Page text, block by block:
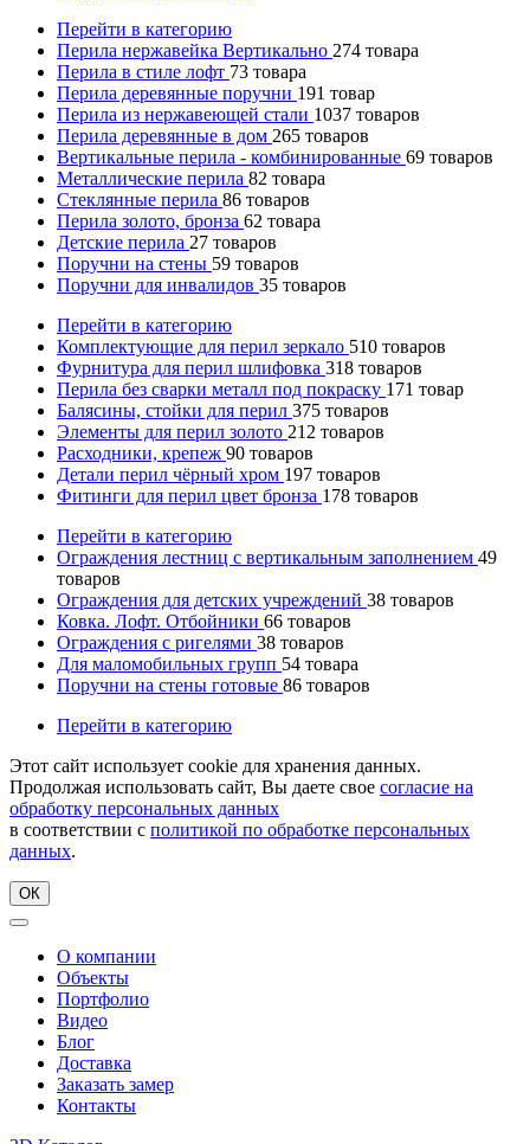
Перейти в категорию
Перила нержавейка Вертикально 274 товара
Перила в стиле лофт 73 товара
Перила деревянные поручни 191 товар
Перила из нержавеющей стали 1037 товаров
Перила деревянные в дом 265 товаров
Вертикальные перила - комбинированные 69 товаров
Металлические перила 82 товара
Стеклянные перила 86 товаров
Перила золото, бронза 62 товара
Детские перила 27 товаров
Поручни на стены 59 товаров
Поручни для инвалидов 35 товаров
Перейти в категорию
Комплектующие для перил зеркало 510 товаров
Фурнитура для перил шлифовка 318 товаров
Перила без сварки металл под покраску 171 товар
Балясины, стойки для перил 375 товаров
Элементы для перил золото 212 товаров
Расходники, крепеж 90 товаров
Детали перил чёрный хром 197 товаров
Фитинги для перил цвет бронза 178 товаров
Перейти в категорию
Ограждения лестниц с вертикальным заполнением 49
товаров
Ограждения для детских учреждений 38 товаров
Ковка. Лофт. Отбойники 66 товаров
Ограждения с ригелями 38 товаров
Для маломобильных групп 54 товара
Поручни на стены готовые 86 товаров
Перейти в категорию
Этот сайт использует cookie для хранения данных.
Продолжая использовать сайт, Вы даете свое согласие на
обработку персональных данных
в соответствии с политикой по обработке персональных
данных.
ОК
О компании
Объекты
Портфолио
Видео
Блог
Доставка
Заказать замер
Контакты